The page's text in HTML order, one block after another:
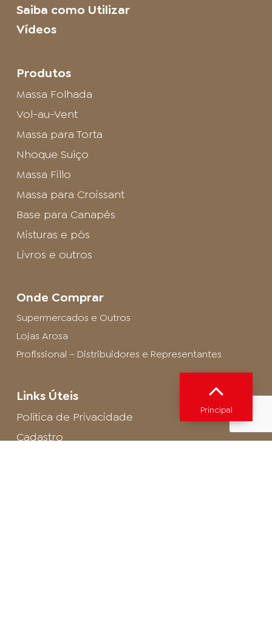
Saiba como Utilizar
Vídeos
Produtos
Massa Folhada
Vol-au-Vent
Massa para Torta
Nhoque Suíço
Massa Fillo
Massa para Croissant
Base para Canapés
Misturas e pós
Livros e outros
Onde Comprar
Supermercados e Outros
Lojas Arosa
Profissional – Distribuidores e Representantes
Links Úteis
Política de Privacidade
Cadastro
Principal